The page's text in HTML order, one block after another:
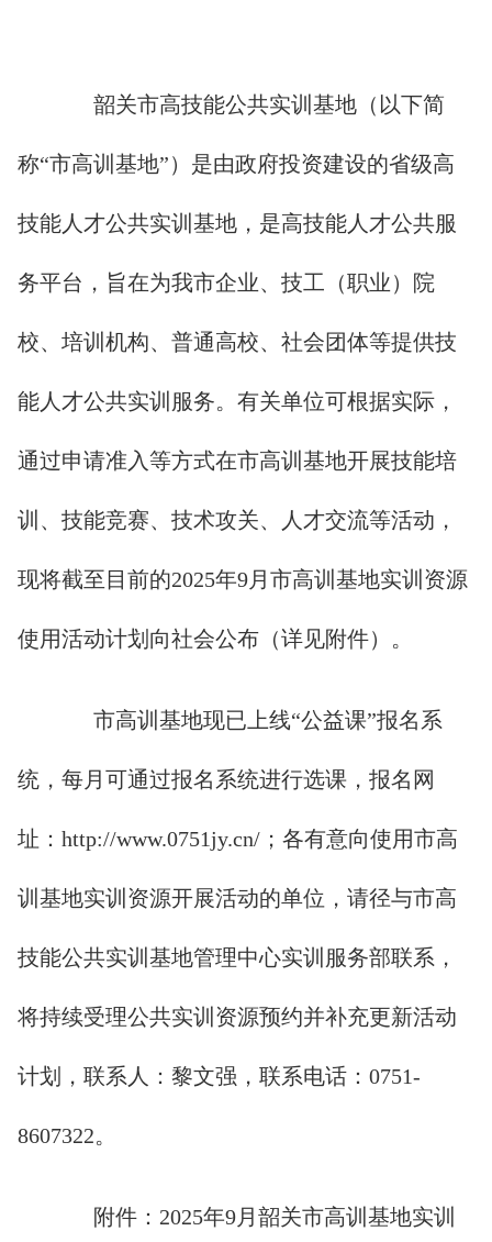
韶关市高技能公共实训基地（以下简
称“市高训基地”）是由政府投资建设的省级高
技能人才公共实训基地，是高技能人才公共服
务平台，旨在为我市企业、技工（职业）院
校、培训机构、普通高校、社会团体等提供技
能人才公共实训服务。有关单位可根据实际，
通过申请准入等方式在市高训基地开展技能培
训、技能竞赛、技术攻关、人才交流等活动，
现将截至目前的2025年9月市高训基地实训资源
使用活动计划向社会公布（详见附件）。
市高训基地现已上线“公益课”报名系
统，每月可通过报名系统进行选课，报名网
址：http://www.0751jy.cn/；各有意向使用市高
训基地实训资源开展活动的单位，请径与市高
技能公共实训基地管理中心实训服务部联系，
将持续受理公共实训资源预约并补充更新活动
计划，联系人：黎文强，联系电话：0751-
8607322。
附件：2025年9月韶关市高训基地实训